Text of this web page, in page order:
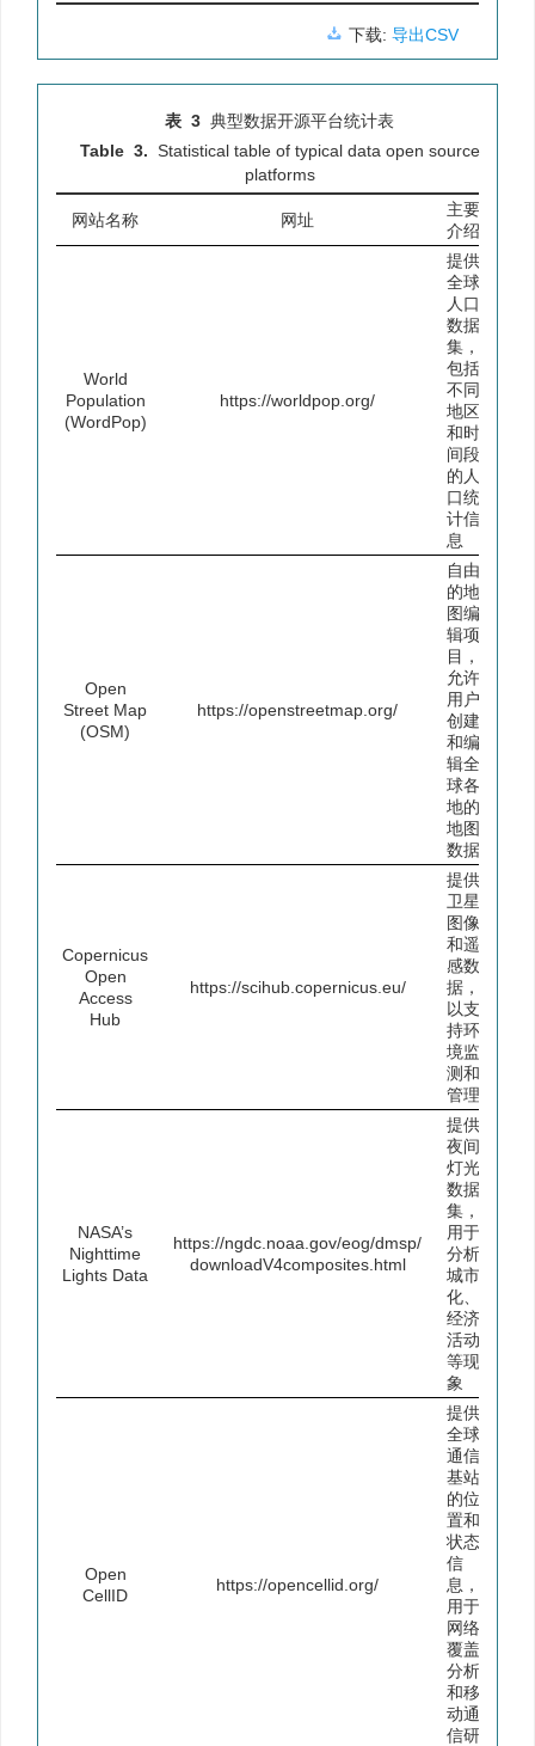
下载: 导出CSV
表 3 典型数据开源平台统计表
Table 3. Statistical table of typical data open source
platforms
网站名称 网址
主要
介绍
World
Population
(WordPop)
https://worldpop.org/
提供
全球
人口
数据
集，
包括
不同
地区
和时
间段
的人
口统
计信
息
Open
Street Map
(OSM)
https://openstreetmap.org/
自由
的地
图编
辑项
目，
允许
用户
创建
和编
辑全
球各
地的
地图
数据
Copernicus
Open
Access
Hub
https://scihub.copernicus.eu/
提供
卫星
图像
和遥
感数
据，
以支
持环
境监
测和
管理
NASA’s
Nighttime
Lights Data
https://ngdc.noaa.gov/eog/dmsp/
downloadV4composites.html
提供
夜间
灯光
数据
集，
用于
分析
城市
化、
经济
活动
等现
象
Open
CellID
https://opencellid.org/
提供
全球
通信
基站
的位
置和
状态
信
息，
用于
网络
覆盖
分析
和移
动通
信研